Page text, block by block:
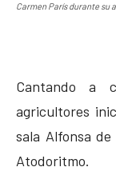
Carmen París durante su
Cantando a
agricultores
sala Alfonsa
Atodoritmo.